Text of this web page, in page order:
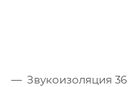
Звукоизоляция